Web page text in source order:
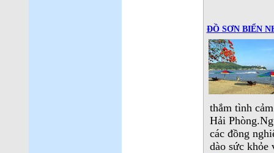
ĐỒ SƠN BIỂN
thắm tình
Hải
các đồng
dào sức khỏe